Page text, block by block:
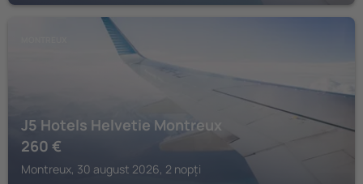
J5 Hotels Helvetie Montreux
260 €
Montreux, 30 august 2026, 2 nopți